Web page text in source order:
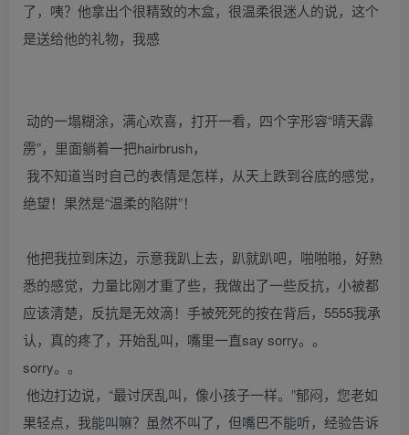
了，咦？他拿出个很精致的木盒，很温柔很迷人的说，这个
是送给他的礼物，我感
动的一塌糊涂，满心欢喜，打开一看，四个字形容“晴天霹
雳”，里面躺着一把hairbrush，
我不知道当时自己的表情是怎样，从天上跌到谷底的感觉，
绝望！果然是“温柔的陷阱”！
他把我拉到床边，示意我趴上去，趴就趴吧，啪啪啪，好熟
悉的感觉，力量比刚才重了些，我做出了一些反抗，小被都
应该清楚，反抗是无效滴！手被死死的按在背后，5555我承
认，真的疼了，开始乱叫，嘴里一直say sorry。。
sorry。。
他边打边说，“最讨厌乱叫，像小孩子一样。”郁闷，您老如
果轻点，我能叫嘛？虽然不叫了，但嘴巴不能听，经验告诉